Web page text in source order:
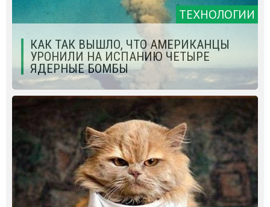
ТЕХНОЛОГИИ
КАК ТАК ВЫШЛО, ЧТО АМЕРИКАНЦЫ
УРОНИЛИ НА ИСПАНИЮ ЧЕТЫРЕ
ЯДЕРНЫЕ БОМБЫ